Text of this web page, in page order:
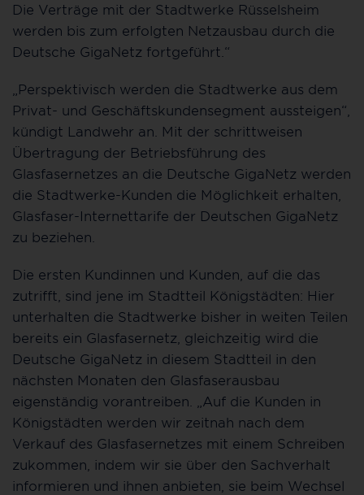
Die Verträge mit der Stadtwerke Rüsselsheim
werden bis zum erfolgten Netzausbau durch die
Deutsche GigaNetz fortgeführt.“
„Perspektivisch werden die Stadtwerke aus dem
Privat- und Geschäftskundensegment aussteigen“,
kündigt Landwehr an. Mit der schrittweisen
Übertragung der Betriebsführung des
Glasfasernetzes an die Deutsche GigaNetz werden
die Stadtwerke-Kunden die Möglichkeit erhalten,
Glasfaser-Internettarife der Deutschen GigaNetz
zu beziehen.
Die ersten Kundinnen und Kunden, auf die das
zutrifft, sind jene im Stadtteil Königstädten: Hier
unterhalten die Stadtwerke bisher in weiten Teilen
bereits ein Glasfasernetz, gleichzeitig wird die
Deutsche GigaNetz in diesem Stadtteil in den
nächsten Monaten den Glasfaserausbau
eigenständig vorantreiben. „Auf die Kunden in
Königstädten werden wir zeitnah nach dem
Verkauf des Glasfasernetzes mit einem Schreiben
zukommen, indem wir sie über den Sachverhalt
informieren und ihnen anbieten, sie beim Wechsel